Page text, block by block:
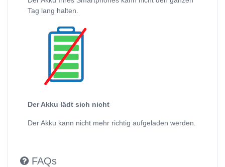
Tag lang halten.
Der Akku lädt sich nicht
Der Akku kann nicht mehr richtig aufgeladen werden.
FAQs